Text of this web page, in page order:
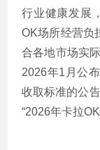
行业健康发展
OK场所经营负
合各地市场实
2026年1月公
收取标准的公
“2026年卡拉